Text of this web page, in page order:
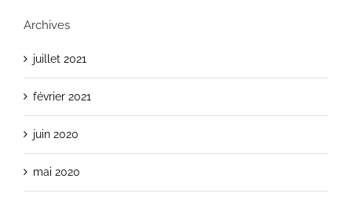
Archives
juillet 2021
février 2021
juin 2020
mai 2020